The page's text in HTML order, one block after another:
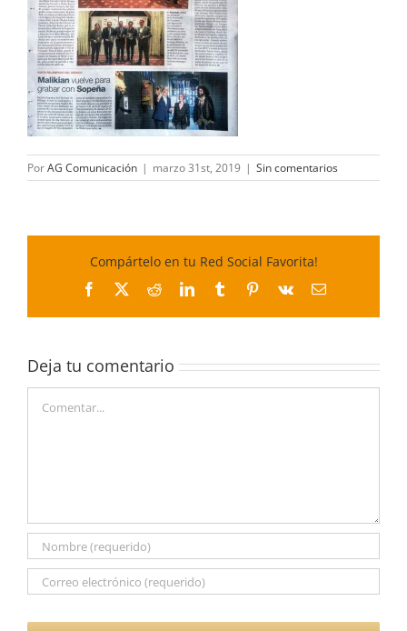
PorAG Comunicación | marzo 31st, 2019 | Sin comentarios
Compártelo en tu Red Social Favorita!
Facebook
X RedditLinkedInTumblrPinterest
Vk
Correo
Deja tu comentario